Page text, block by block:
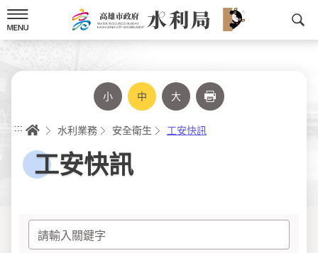
到
主
要
小 中 大
::: 首頁水利業務 安全衛生 工安快訊
工安快訊